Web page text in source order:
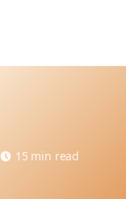
15 min read